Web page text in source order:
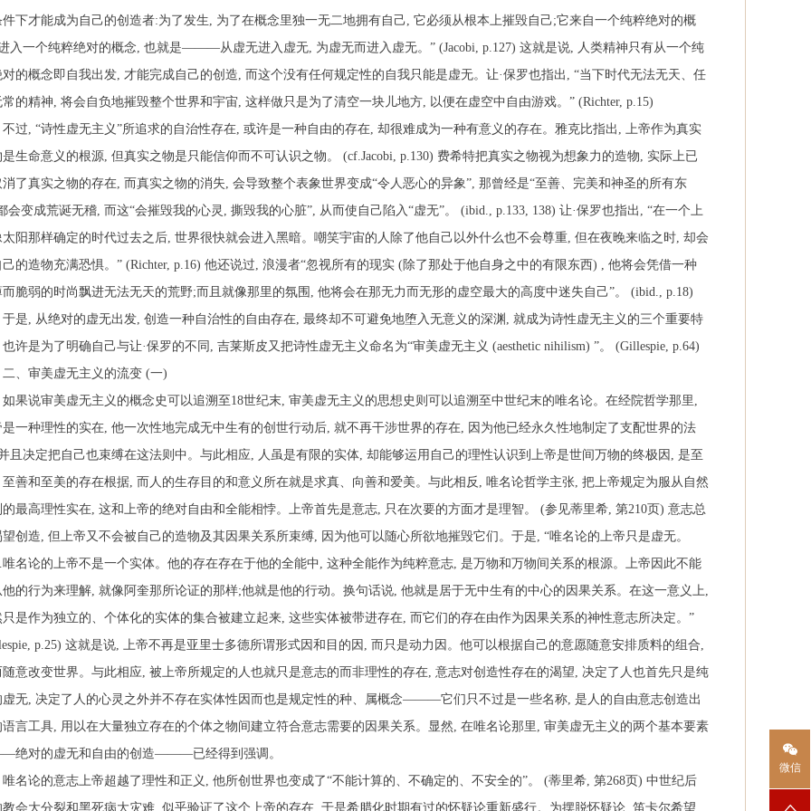
件下才能成为自己的创造者:为了发生, 为了在概念里独一无二地拥有自己, 它必须从根本上摧毁自己;它来自一个纯粹绝对的概
入一个纯粹绝对的概念, 也就是———从虚无进入虚无, 为虚无而进入虚无。” (Jacobi, p.127) 这就是说, 人类精神只有从一个纯
对的概念即自我出发, 才能完成自己的创造, 而这个没有任何规定性的自我只能是虚无。让·保罗也指出 , “当下时代无法无天、任
的精神, 将会自负地摧毁整个世界和宇宙, 这样做只是为了清空一块儿地方, 以便在虚空中自由游戏。” (Richter, p.15)
不过, “诗性虚无主义”所追求的自治性存在, 或许是一种自由的存在, 却很难成为一种有意义的存在。雅克比指出 , 上帝作为真实
是生命意义的根源, 但真实之物是只能信仰而不可认识之物。 (cf.Jacobi, p.130) 费希特把真实之物视为想象力的造物, 实际上已
消了真实之物的存在, 而真实之物的消失, 会导致整个表象世界变成“令人恶心的异象”, 那曾经是“至善、完美和神圣的所有东
会变成荒诞无稽, 而这“会摧毁我的心灵 , 撕毁我的心脏”, 从而使自己陷入“虚无”。 (ibid., p.133, 138) 让·保罗也指出 , “在一个上
太阳那样确定的时代过去之后, 世界很快就会进入黑暗。嘲笑宇宙的人除了他自己以外什么也不会尊重, 但在夜晚来临之时, 却会
的造物充满恐惧。” (Richter, p.16) 他还说过, 浪漫者“忽视所有的现实 (除了那处于他自身之中的有限东西) , 他将会凭借一种
而脆弱的时尚飘进无法无天的荒野;而且就像那里的氛围 , 他将会在那无力而无形的虚空最大的高度中迷失自己”。
(ibid., p.18)
于是, 从绝对的虚无出发, 创造一种自治性的自由存在, 最终却不可避免地堕入无意义的深渊 , 就成为诗性虚无主义的三个重要特
许是为了明确自己与让·保罗的不同 , 吉莱斯皮又把诗性虚无主义命名为“审美虚无主义 (aesthetic nihilism) ”。
(Gillespie, p.64)
二、审美虚无主义的流变 (一)
如果说审美虚无主义的概念史可以追溯至 18世纪末, 审美虚无主义的思想史则可以追溯至中世纪末的唯名论。在经院哲学那里 ,
是一种理性的实在, 他一次性地完成无中生有的创世行动后, 就不再干涉世界的存在, 因为他已经永久性地制定了支配世界的法
且决定把自己也束缚在这法则中。与此相应, 人虽是有限的实体, 却能够运用自己的理性认识到上帝是世间万物的终极因 , 是至
至善和至美的存在根据, 而人的生存目的和意义所在就是求真、向善和爱美。与此相反 , 唯名论哲学主张, 把上帝规定为服从自然
的最高理性实在, 这和上帝的绝对自由和全能相悖。上帝首先是意志, 只在次要的方面才是理智。 (参见蒂里希, 第210页) 意志总
创造, 但上帝又不会被自己的造物及其因果关系所束缚, 因为他可以随心所欲地摧毁它们。于是, “唯名论的上帝只是虚无。
名论的上帝不是一个实体。他的存在存在于他的全能中 , 这种全能作为纯粹意志, 是万物和万物间关系的根源。上帝因此不能
他的行为来理解, 就像阿奎那所论证的那样;他就是他的行动。换句话说, 他就是居于无中生有的中心的因果关系。在这一意义上,
只是作为独立的、个体化的实体的集合被建立起来, 这些实体被带进存在, 而它们的存在由作为因果关系的神性意志所决定。”
p.25) 这就是说, 上帝不再是亚里士多德所谓形式因和目的因 , 而只是动力因。他可以根据自己的意愿随意安排质料的组合,
随意改变世界。与此相应, 被上帝所规定的人也就只是意志的而非理性的存在, 意志对创造性存在的渴望, 决定了人也首先只是纯
虚无, 决定了人的心灵之外并不存在实体性因而也是规定性的种、属概念———它们只不过是一些名称, 是人的自由意志创造出
语言工具, 用以在大量独立存在的个体之物间建立符合意志需要的因果关系。显然, 在唯名论那里 , 审美虚无主义的两个基本要素
对的虚无和自由的创造———已经得到强调。
唯名论的意志上帝超越了理性和正义 , 他所创世界也变成了“不能计算的、不确定的、不安全的”。 (蒂里希, 第268页) 中世纪后
教会大分裂和黑死病大灾难 似乎验证了这个上帝的存在 于是希腊化时期有过的怀疑论重新盛行。为摆脱怀疑论 笛卡尔希望
微信